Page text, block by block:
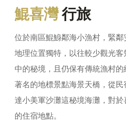
鯤喜灣行旅
位於南區鯤鯓鄰海小漁村，緊鄰
地理位置獨特，以往較少觀光
中的秘境，且仍保有傳統漁村
著名的地標景點海景天橋，從
達小美軍沙灘這秘境海灘，對
的住宿地點。